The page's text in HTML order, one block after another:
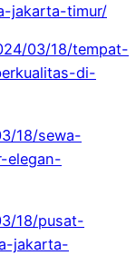
jakarta-timur/
03/18/tempat-
di-
18/sewa-
elegan-
18/pusat-
jakarta-